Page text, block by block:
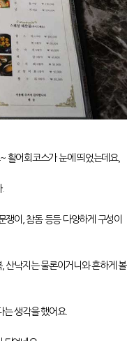
활어회코스가 눈에 띄었는데요,
이, 참돔 등등 다양하게 구성이
산낙지는 물론이거니와 흔하게 볼
생각을 했어요.